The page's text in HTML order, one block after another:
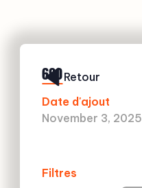
690
Date d'ajout
November 3, 2025
Filtres
Retour